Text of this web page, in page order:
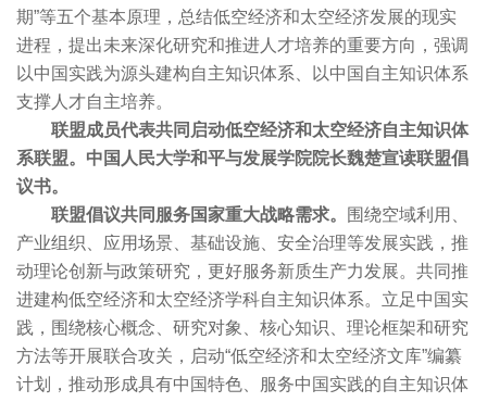
期”等五个基本原理，总结低空经济和太空经济发展的现实
进程，提出未来深化研究和推进人才培养的重要方向，强调
以中国实践为源头建构自主知识体系、以中国自主知识体系
支撑人才自主培养。
联盟成员代表共同启动低空经济和太空经济自主知识体
系联盟。中国人民大学和平与发展学院院长魏楚宣读联盟倡
议书。
联盟倡议共同服务国家重大战略需求。
围绕空域利用、
产业组织、应用场景、基础设施、安全治理等发展实践，推
动理论创新与政策研究，更好服务新质生产力发展。共同推
进建构低空经济和太空经济学科自主知识体系。立足中国实
践，围绕核心概念、研究对象、核心知识、理论框架和研究
方法等开展联合攻关，启动“低空经济和太空经济文库”编纂
计划，推动形成具有中国特色、服务中国实践的自主知识体